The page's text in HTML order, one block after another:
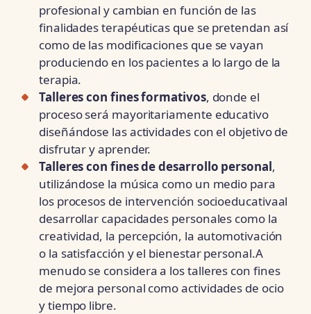
profesional y cambian en función de las
finalidades terapéuticas que se pretendan así
como de las modificaciones que se vayan
produciendo en los pacientes a lo largo de la
terapia.
Talleres con fines formativos, donde el
proceso será mayoritariamente educativo
diseñándose las actividades con el objetivo de
disfrutar y aprender.
Talleres con fines de desarrollo personal,
utilizándose la música como un medio para
los procesos de intervención socioeducativaal
desarrollar capacidades personales como la
creatividad, la percepción, la automotivación
o la satisfacción y el bienestar personal.A
menudo se considera a los talleres con fines
de mejora personal como actividades de ocio
y tiempo libre.